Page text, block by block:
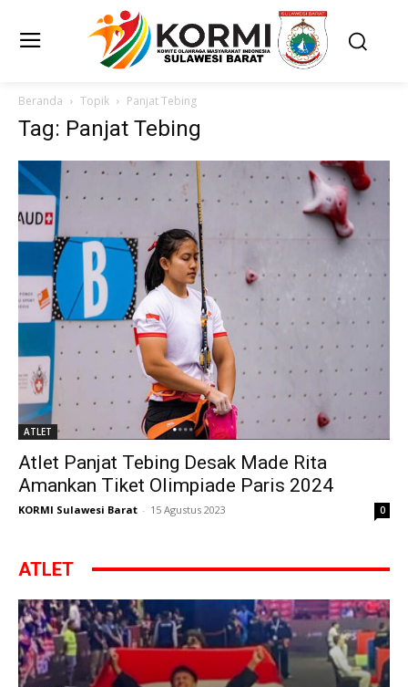
Beranda Topik Panjat Tebing
Tag: Panjat Tebing
ATLET
Atlet Panjat Tebing Desak Made Rita
Amankan Tiket Olimpiade Paris 2024
KORMI Sulawesi Barat - 15 Agustus 2023 0
ATLET